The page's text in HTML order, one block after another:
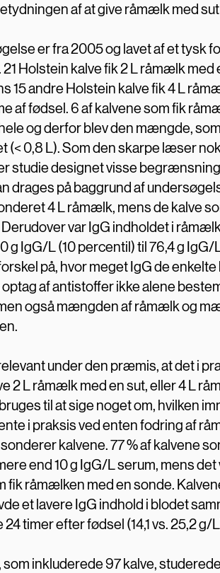
af at give råmælk med
er fra 2005 og lavet af et tysk
21 Holstein kalve fik 2 L råmælk
15 andre Holstein kalve fik 4 L
af fødsel. 6 af kalvene som fik
og derfor blev den mængde,
(< 0,8 L). Som den skarpe læser
studie designet visse
drages på baggrund af
4 L råmælk, mens de kalve
Derudover var IgG indholdet i
g IgG/L (10 percentil) til 76,4 g
på, hvor meget IgG de enkelte
af antistoffer ikke alene
også mængden af råmælk og
under den præmis, at det i
2 L råmælk med en sut, eller 4 L
til at sige noget om, hvilken
i praksis ved enten fodring af
kalvene. 77 % af kalvene
end 10 g IgG/L serum, mens
fik råmælken med en sonde.
et lavere IgG indhold i blodet
timer efter fødsel (14,1 vs. 25,2 g/
inkluderede 97 kalve,